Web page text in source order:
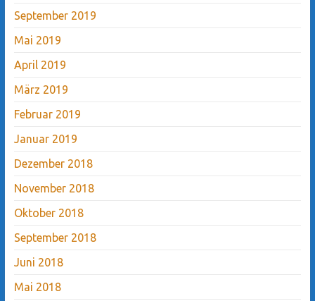
September 2019
Mai 2019
April 2019
März 2019
Februar 2019
Januar 2019
Dezember 2018
November 2018
Oktober 2018
September 2018
Juni 2018
Mai 2018